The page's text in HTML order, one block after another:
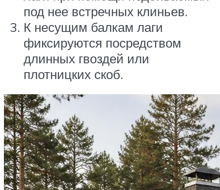
под нее встречных клиньев.
К несущим балкам лаги
фиксируются посредством
длинных гвоздей или
плотницких скоб.